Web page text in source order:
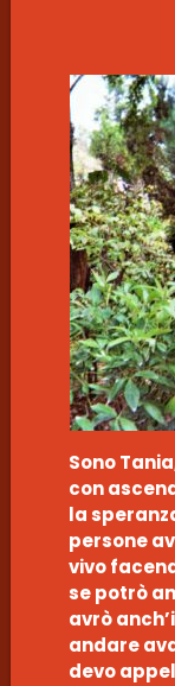
Sono
con
la
persone
vivo
se potrò
avrò
andare
devo